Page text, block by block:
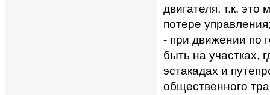
двигателя, т.к.
потере
- при движении по
быть на участках,
эстакадах и
общественного